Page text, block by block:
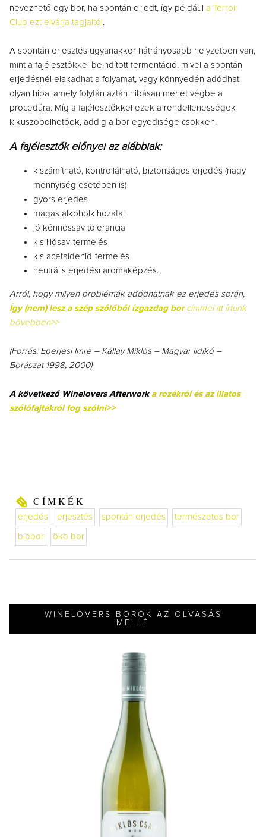
nevezhető egy bor, ha spontán erjedt, így például a Terroir
Club ezt elvárja tagjaitól .
A spontán erjesztés ugyanakkor hátrányosabb helyzetben van,
mint a fajélesztőkkel beindított fermentáció, mivel a spontán
erjedésnél elakadhat a folyamat, vagy könnyedén adódhat
olyan hiba, amely folytán aztán hibásan mehet végbe a
procedúra. Míg a fajélesztőkkel ezek a rendellenességek
kiküszöbölhetőek, addig a bor egyedisége csökken.
A fajélesztők előnyei az alábbiak:
kiszámítható, kontrollálható, biztonságos erjedés (nagy
mennyiség esetében is)
gyors erjedés
magas alkoholkihozatal
jó kénnessav tolerancia
kis illósav-termelés
kis acetaldehid-termelés
neutrális erjedési aromaképzés.
Arról, hogy milyen problémák adódhatnak ez erjedés során,
Így (nem) lesz a szép szőlőből ízgazdag borcímmel itt írtunk
bővebben>>
(Forrás: Eperjesi Imre – Kállay Miklós – Magyar Ildikó –
Borászat 1998, 2000)
A következő Winelovers Afterwork a rozékról és az illatos
szőlőfajtákról fog szólni>>
CÍMKÉK
erjedés erjesztés spontán erjedés természetes bor
biobor öko bor
WINELOVERS BOROK AZ OLVASÁS
MELLÉ